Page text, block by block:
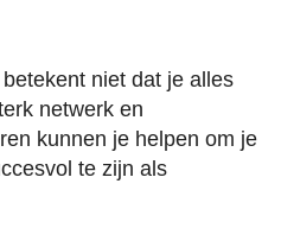
niet dat je alles
netwerk en
kunnen je helpen om je
te zijn als